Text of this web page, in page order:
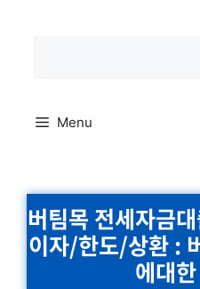
Menu
버팀목 전세자금
이자/한도/상환 :
에대